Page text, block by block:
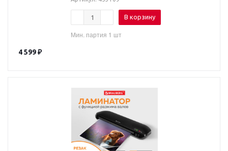
В корзину
Мин. партия 1 шт
4 599₽